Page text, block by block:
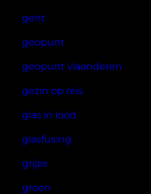
gent
geopunt
geopunt vlaanderen
gezin op reis
glas in lood
glasfusing
grijze
groen